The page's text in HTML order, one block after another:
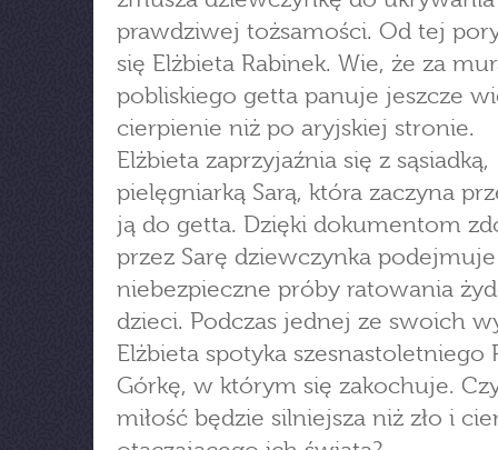
prawdziwej tożsamości. Od tej
się Elżbieta Rabinek. Wie, że za
pobliskiego getta panuje jeszcze
cierpienie niż po aryjskiej stronie.
Elżbieta zaprzyjaźnia się z sąsiadką,
pielęgniarką Sarą, która zaczyna
ją do getta. Dzięki dokumentom
przez Sarę dziewczynka podejmuje
niebezpieczne próby ratowania
dzieci. Podczas jednej ze swoich
Elżbieta spotyka szesnastoletniego
Górkę, w którym się zakochuje.
miłość będzie silniejsza niż zło i